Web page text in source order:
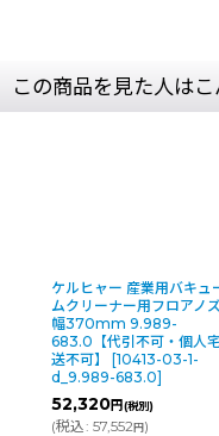
この商品を見た人は
ケルヒャー 産業用バキュ
ムクリーナー用サクショ
ース PU 5m 9.989-
618.0【代引不可・個人
送不可】
[10408-03-1-
d_9.989-618.0]
76,912円(税別)
(税込: 84,603円